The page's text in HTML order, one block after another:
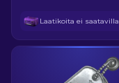
Laatikoita ei saatavilla